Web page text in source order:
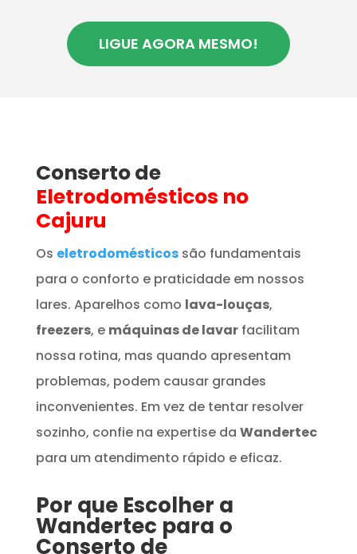
LIGUE AGORA MESMO!
Conserto de
Eletrodomésticos no
Cajuru
Os eletrodomésticos são fundamentais
para o conforto e praticidade em nossos
lares. Aparelhos como lava-louças,
freezers, e máquinas de lavarfacilitam
nossa rotina, mas quando apresentam
problemas, podem causar grandes
inconvenientes. Em vez de tentar resolver
sozinho, confie na expertise da Wandertec
para um atendimento rápido e eficaz.
Por que Escolher a
Wandertec para o
Conserto de